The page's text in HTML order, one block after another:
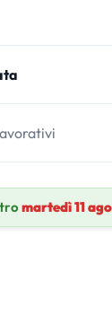
martedì 11